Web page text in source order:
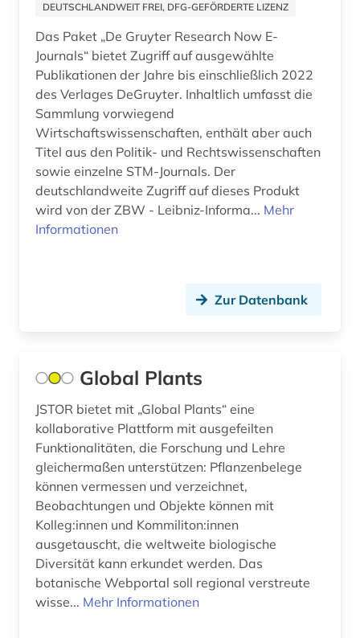
firmen (1)
firmenbuch (1)
fischerei (1)
fischereiwirtschaft (1)
flora (2)
fluidik (1)
formulare (1)
forschungsprojekt (1)
forschungsstrategie (1)
forschungstrends (1)
forstwirtschaft (1)
fossilien (1)
foto (1)
fotografie (1)
frankreich (10)
DEUTSCHLANDWEIT FREI, DFG-GEFÖRDERTE LIZENZ
Das Paket „De Gruyter Research Now E-
Journals“ bietet Zugriff auf ausgewählte
Publikationen der Jahre bis einschließlich 2022
des Verlages DeGruyter. Inhaltlich umfasst die
Sammlung vorwiegend
Wirtschaftswissenschaften, enthält aber auch
Titel aus den Politik- und Rechtswissenschaften
sowie einzelne STM-Journals. Der
deutschlandweite Zugriff auf dieses Produkt
wird von der ZBW - Leibniz-Informa... Mehr
Informationen
Zur Datenbank
Global Plants
JSTOR bietet mit „Global Plants“ eine
kollaborative Plattform mit ausgefeilten
Funktionalitäten, die Forschung und Lehre
gleichermaßen unterstützen: Pflanzenbelege
können vermessen und verzeichnet,
Beobachtungen und Objekte können mit
Kolleg:innen und Kommiliton:innen
ausgetauscht, die weltweite biologische
Diversität kann erkundet werden. Das
botanische Webportal soll regional verstreute
wisse... Mehr Informationen